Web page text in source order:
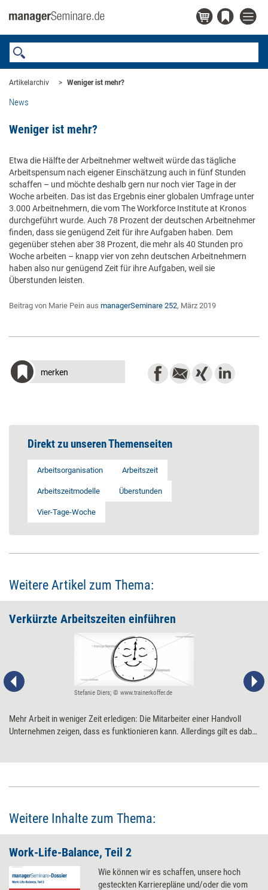
Artikelarchiv Weniger ist mehr?
News
Weniger ist mehr?
Etwa die Hälfte der Arbeitnehmer weltweit würde das tägliche
Arbeitspensum nach eigener Einschätzung auch in fünf Stunden
schaffen – und möchte deshalb gern nur noch vier Tage in der
Woche arbeiten. Das ist das Ergebnis einer globalen Umfrage unter
3.000 Arbeitnehmern, die vom The Workforce Institute at Kronos
durchgeführt wurde. Auch 78 Prozent der deutschen Arbeitnehmer
finden, dass sie genügend Zeit für ihre Aufgaben haben. Dem
gegenüber stehen aber 38 Prozent, die mehr als 40 Stunden pro
Woche arbeiten – knapp vier von zehn deutschen Arbeitnehmern
haben also nur genügend Zeit für ihre Aufgaben, weil sie
Überstunden leisten.
Beitrag von Marie Pein aus managerSeminare 252, März 2019
merken
Direkt zu unseren Themenseiten
Arbeitsorganisation Arbeitszeit
Arbeitszeitmodelle Überstunden
Vier-Tage-Woche
Weitere Artikel zum Thema:
Verkürzte Arbeits­zeiten einführen
Stefanie Diers; © www.trainerkoffer.de
Mehr Arbeit in weniger Zeit erledigen: Die Mitarbeiter einer Handvoll
Unternehmen zeigen, dass es funktionieren kann. Allerdings gilt es dabei
Weitere Inhalte zum Thema:
Work-Life-Balance, Teil 2
Wie können wir es schaffen, unsere hoch
gesteckten Karrierepläne und/oder die vom